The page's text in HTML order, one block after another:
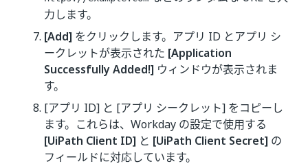
力します。
[Add] をクリックします。アプリ ID とアプリ シ
ークレットが表示された [Application
Successfully Added!] ウィンドウが表示されま
す。
[アプリ ID] と [アプリ シークレット] をコピーし
ます。これらは、Workday の設定で使用する
[UiPath Client ID] と [UiPath Client Secret] の
フィールドに対応しています。